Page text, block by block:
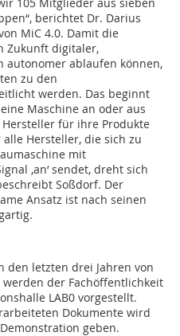
berichtet Dr. Darius
MiC 4.0. Damit die
Zukunft digitaler,
ablaufen können,
zu den
werden. Das beginnt
Maschine an oder aus
für ihre Produkte
Hersteller, die sich zu
mit
‚an‘ sendet, dreht sich
Soßdorf. Der
Ansatz ist nach seinen
den letzten drei Jahren von
der Fachöffentlichkeit
LAB0 vorgestellt.
Dokumente wird
geben.